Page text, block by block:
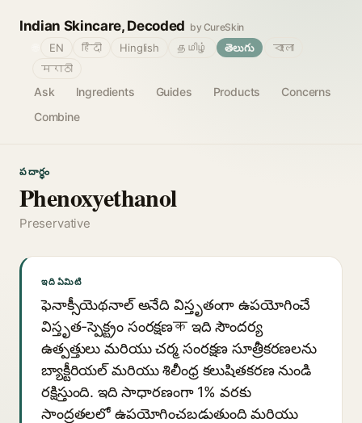
Indian Skincare, Decoded by CureSkin
Ask Ingredients Guides Products
Concerns
Combine
EN हिंदी Hinglish தமிழ் తెలుగు
বাংলা
मराठी
పదార్థం
Phenoxyethanol
Preservative
ఇది ఏమిటి
ఫెనాక్సీయెథనాల్ అనేది విస్తృతంగా ఉపయోగించే
విస్తృత-స్పెక్ట్రం సంరక్షణक ఇది సౌందర్య
ఉత్పత్తులు మరియు చర్మ సంరక్షణ సూత్రీకరణలను
బ్యాక్టీరియల్ మరియు శిలీంధ్ర కలుషితకరణ నుండి
రక్షిస్తుంది. ఇది సాధారణంగా 1% వరకు
సాంద్రతలలో ఉపయోగించబడుతుంది మరియు